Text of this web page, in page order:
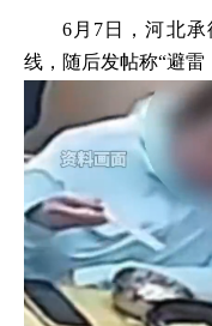
6月7日，河北
线，随后发帖称“避雷